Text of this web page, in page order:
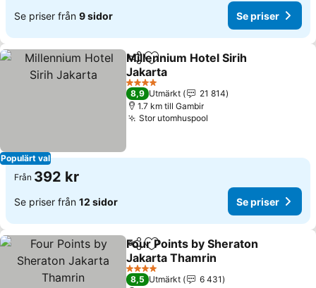
Se priser från 9 sidor Se priser
Populärt val
Dela Lägg till i Mina Favoriter
Millennium Hotel Sirih
Jakarta
Se priser
4 Stjärnor
8,9 Utmärkt
21 814
1.7 km till Gambir
Stor utomhuspool
Från 392 kr
Se priser från 12 sidor Se priser
Dela Lägg till i Mina Favoriter
Four Points by Sheraton
Jakarta Thamrin
Se priser
4 Stjärnor
8,5 Utmärkt
6 431